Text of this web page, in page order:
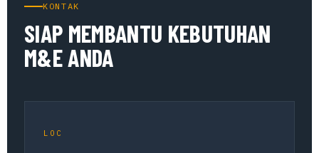
KONTAK
SIAP MEMBANTU KEBUTUHAN
M&E ANDA
LOC